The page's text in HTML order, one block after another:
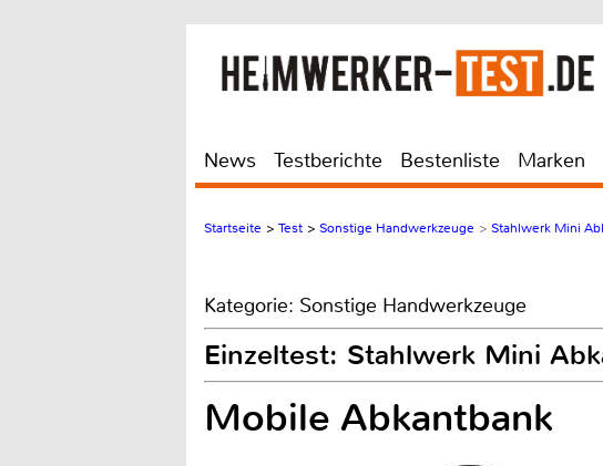
News Testberichte Bestenliste Marken
Startseite > Test > Sonstige Handwerkzeuge > Stahlwerk Mini
Kategorie: Sonstige Handwerkzeuge
Einzeltest: Stahlwerk Mini
Mobile Abkantbank